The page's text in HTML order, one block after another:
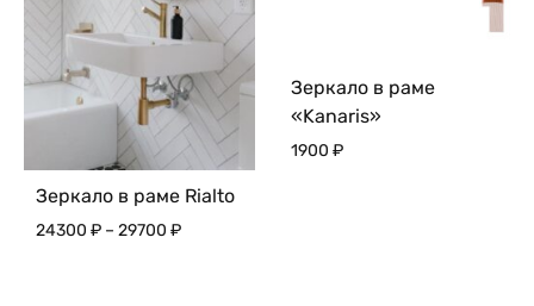
Зеркало в раме Rialto
24300 ₽ – 29700 ₽Диапазон
Зеркало в раме
«Kanaris»
1900 ₽